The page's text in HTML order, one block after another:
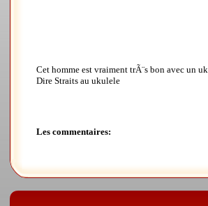
Cet homme est vraiment trÃ¨s bon avec un
Dire Straits au ukulele
Les commentaires: